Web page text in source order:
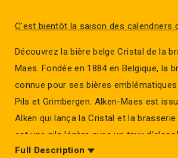
C'est bientôt la saison des calendriers
Découvrez la bière belge Cristal de la
Maes. Fondée en 1884 en Belgique, la
connue pour ses bières
Pils et Grimbergen. Alken-Maes est
Alken qui lança la Cristal et la brasserie
est une pils légère avec un taux
en fait de la première pils de Belgique.
Full Description